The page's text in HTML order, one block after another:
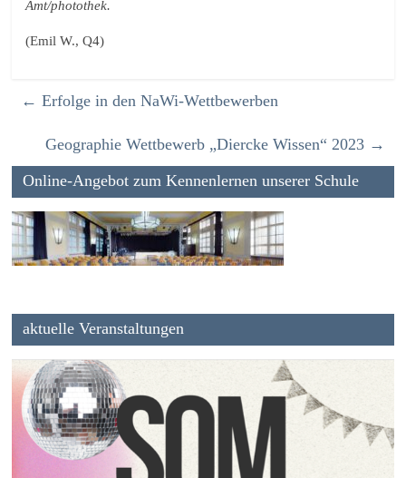
Amt/photothek.
(Emil W., Q4)
← Erfolge in den NaWi-Wettbewerben
Geographie Wettbewerb „Diercke Wissen“ 2023 →
Online-Angebot zum Kennenlernen unserer Schule
aktuelle Veranstaltungen